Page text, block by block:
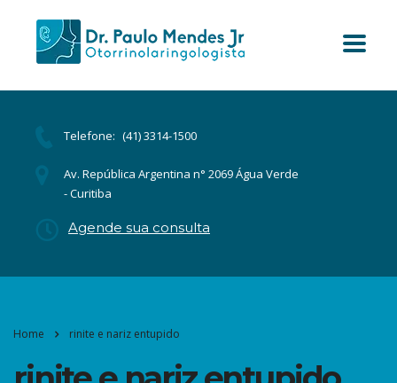
Telefone: (41) 3314-1500
Av. República Argentina n° 2069 Água Verde
- Curitiba
Agende sua consulta
Home rinite e nariz entupido